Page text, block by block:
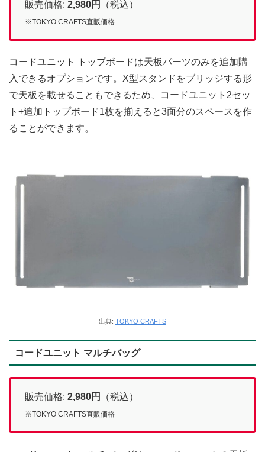
販売価格: 2,980円 （税込）
※TOKYO CRAFTS直販価格
コードユニット トップボードは天板パーツのみを追加購
入できるオプションです。X型スタンドをブリッジする形
で天板を載せることもできるため、コードユニット2セッ
ト+追加トップボード1枚を揃えると3面分のスペースを作
ることができます。
出典: TOKYO CRAFTS
コードユニット マルチバッグ
販売価格: 2,980円 （税込）
※TOKYO CRAFTS直販価格